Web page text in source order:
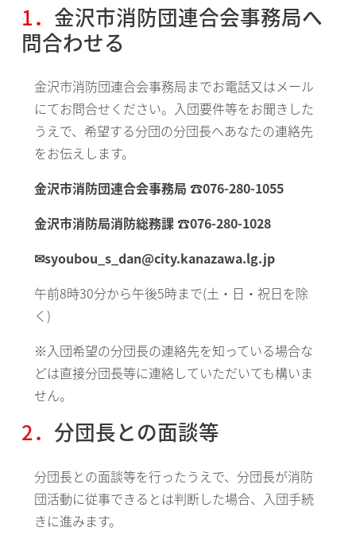
1．金沢市消防団連合会事務局へ
問合わせる
金沢市消防団連合会事務局までお電話又はメール
にてお問合せください。入団要件等をお聞きした
うえで、希望する分団の分団長へあなたの連絡先
をお伝えします。
金沢市消防団連合会事務局 ☎076-280-1055
金沢市消防局消防総務課 ☎076-280-1028
✉syoubou_s_dan@city.kanazawa.lg.jp
午前8時30分から午後5時まで(土・日・祝日を除
く)
※入団希望の分団長の連絡先を知っている場合な
どは直接分団長等に連絡していただいても構いま
せん。
2．分団長との面談等
分団長との面談等を行ったうえで、分団長が消防
団活動に従事できるとは判断した場合、入団手続
きに進みます。